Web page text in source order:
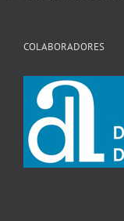
COLABORADORES